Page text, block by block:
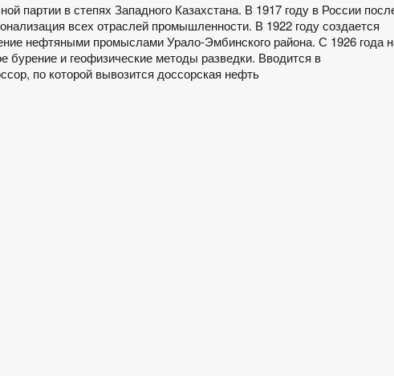
партии в степях Западного Казахстана. В 1917 году в России
всех отраслей промышленности. В 1922 году создается
нефтяными промыслами Урало-Эмбинского района. С 1926 года
бурение и геофизические методы разведки. Вводится в
по которой вывозится доссорская нефть